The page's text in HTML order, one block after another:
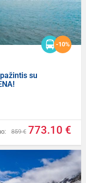
-10%
su
859 € 773.10 €